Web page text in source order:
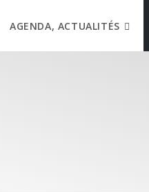
AGENDA, ACTUALITÉS